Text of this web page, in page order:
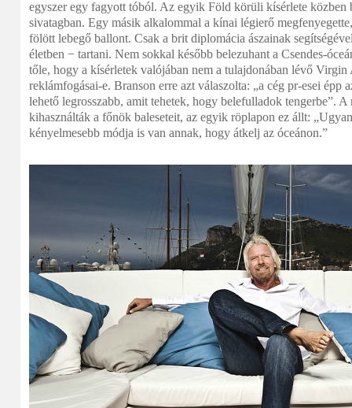
egyszer egy fagyott tóból. Az egyik Föld körüli kísérlete közben
sivatagban. Egy másik alkalommal a kínai légierő
fölött lebegő ballont. Csak a brit diplomácia ászainak
életben − tartani. Nem sokkal később belezuhant a Csendes-
tőle, hogy a kísérletek valójában nem a tulajdonában lévő Virgin
reklámfogásai-e. Branson erre azt válaszolta: „a cég pr-esei épp
lehető legrosszabb, amit tehetek, hogy belefulladok tengerbe”. A
kihasználták a főnök baleseteit, az egyik röplapon ez állt:
kényelmesebb módja is van annak, hogy átkelj az óceánon.”